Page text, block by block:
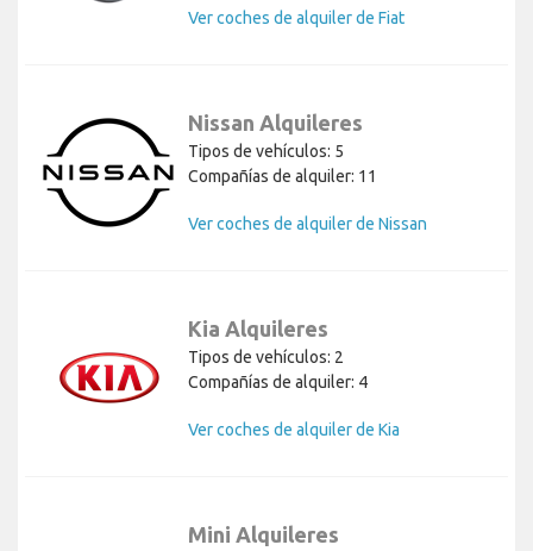
Ver coches de alquiler de Fiat
Nissan Alquileres
Tipos de vehículos: 5
Compañías de alquiler: 11
Ver coches de alquiler de Nissan
Kia Alquileres
Tipos de vehículos: 2
Compañías de alquiler: 4
Ver coches de alquiler de Kia
Mini Alquileres